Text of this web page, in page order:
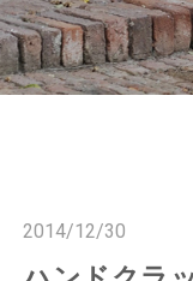
2014/12/30